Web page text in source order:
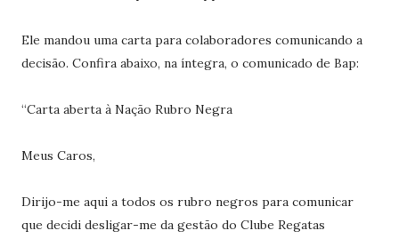
Ele mandou uma carta para colaboradores comunicando a
decisão. Confira abaixo, na íntegra, o comunicado de Bap:
“Carta aberta à Nação Rubro Negra
Meus Caros,
Dirijo-me aqui a todos os rubro negros para comunicar
que decidi desligar-me da gestão do Clube Regatas